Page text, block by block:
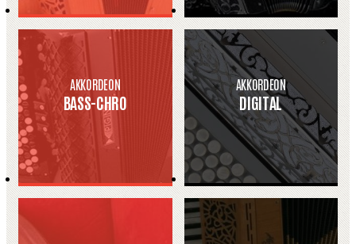
AKKORDEON
BASS-CHRO
AKKORDEON
DIGITAL